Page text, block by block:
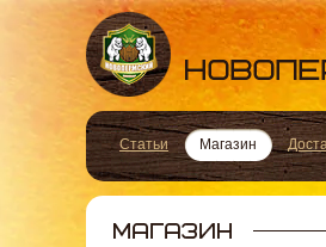
Статьи Магазин